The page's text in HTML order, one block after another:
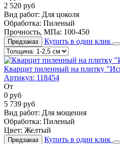
2 520 руб
Вид работ: Для цоколя
Обработка: Пиленый
Прочность, МПа: 100-450
Предзаказ Купить в один клик
Кварцит пиленный на плитку
Артикул: 118454
От
0 руб
5 739 руб
Вид работ: Для мощения
Обработка: Пиленый
Цвет: Желтый
Предзаказ Купить в один клик